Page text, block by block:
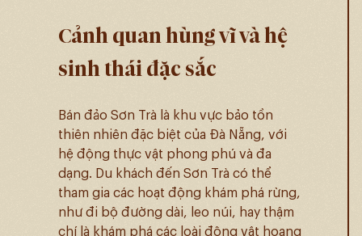
Cảnh quan hùng vĩ và hệ
sinh thái đặc sắc
Bán đảo Sơn Trà là khu vực bảo tồn
thiên nhiên đặc biệt của Đà Nẵng, với
hệ động thực vật phong phú và đa
dạng. Du khách đến Sơn Trà có thể
tham gia các hoạt động khám phá rừng,
như đi bộ đường dài, leo núi, hay thậm
chí là khám phá các loài động vật hoang